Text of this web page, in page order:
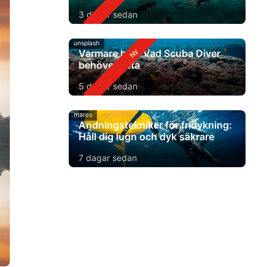
3 dagar sedan
unsplash
Varmare hav: Vad Scuba Diver
behöver veta
5 dagar sedan
mares
Andningstekniker för fridykning:
Håll dig lugn och dyk säkrare
7 dagar sedan